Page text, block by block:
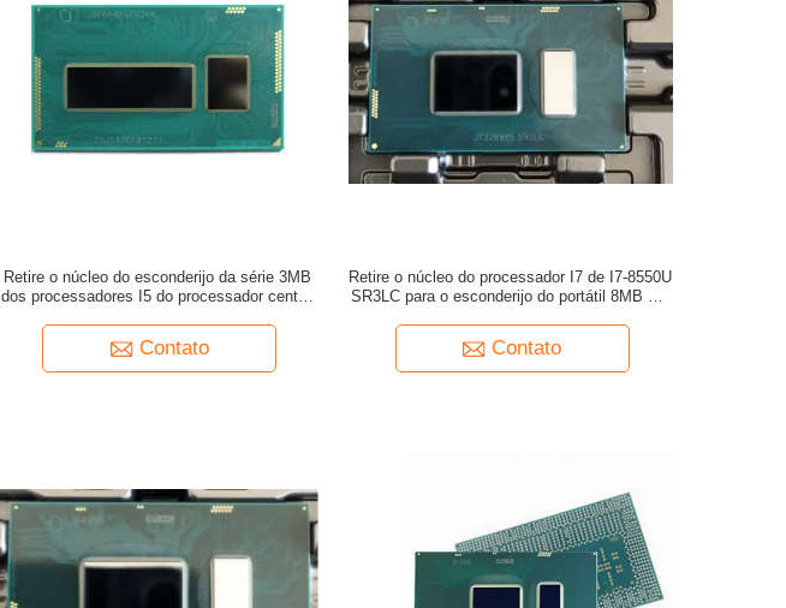
Retire o núcleo do esconderijo da série 3MB
dos processadores I5 do processador central
Contato
Retire o núcleo do processador I7 de I7-8550U
SR3LC para o esconderijo do portátil 8MB até
Contato